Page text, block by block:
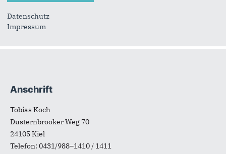
Suchformular
Fußbereich
Anschrift
Tobias Koch
Düsternbrooker Weg 70
24105Kiel
Telefon: 0431/988–1410 / 1411
Datenschutz
Impressum